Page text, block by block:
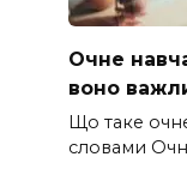
Очне
воно
Що таке
словами